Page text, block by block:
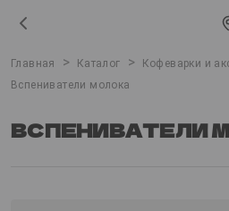
Главная > Каталог > Кофеварки и
Вспениватели молока
ВСПЕНИВАТЕЛИ